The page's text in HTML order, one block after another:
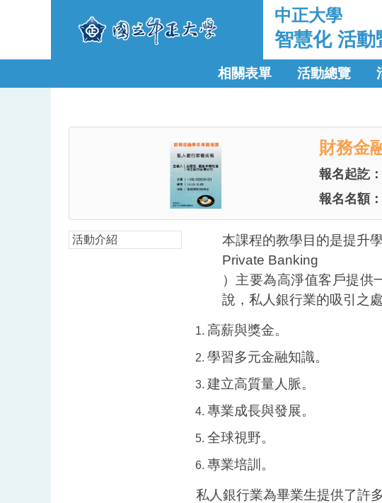
中正大學
智慧化 活動
相關表單 活動總覽
財務金
報名起訖
報名名額
活動介紹 本課程的教學目的是提升
Private Banking
）主要為高淨值客戶提供
說，私人銀行業的吸引之
高薪與獎金。
學習多元金融知識。
建立高質量人脈。
專業成長與發展。
全球視野。
專業培訓。
私人銀行業為畢業生提供了許